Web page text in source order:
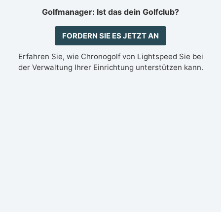
Golfmanager: Ist das dein Golfclub?
FORDERN SIE ES JETZT AN
Erfahren Sie, wie Chronogolf von Lightspeed Sie bei
der Verwaltung Ihrer Einrichtung unterstützen kann.